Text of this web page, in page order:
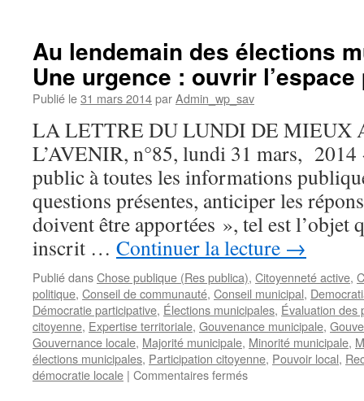
Au lendemain des élections
Une urgence : ouvrir
Publié le31 mars 2014parAdmin_wp_sav
LA LETTRE DU LUNDI DE MIEUX
L’AVENIR, n°85, lundi 31 mars, 2014
public à toutes les informations
questions présentes, anticiper les
doivent être apportées », tel est l’objet
inscrit … Continuer la lecture →
Publié dansChose publique (Res publica), Citoyenneté active,
politique, Conseil de communauté, Conseil municipal,
Démocratie participative, Élections municipales, Évaluation des
citoyenne, Expertise territoriale, Gouvenance municipale,
Gouvernance locale, Majorité municipale, Minorité municipale,
élections municipales, Participation citoyenne, Pouvoir local,
démocratie locale | Commentaires ferméssur